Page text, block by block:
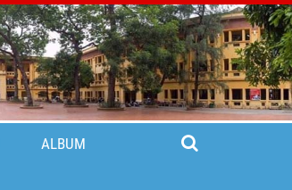
ALBUM